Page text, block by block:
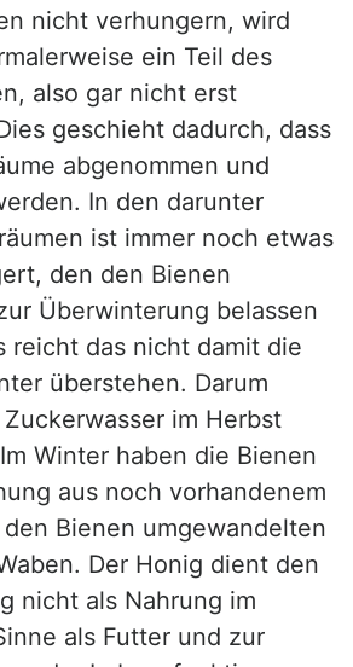
nicht verhungern, wird
ein Teil des
also gar nicht erst
geschieht dadurch, dass
abgenommen und
In den darunter
ist immer noch etwas
den den Bienen
Überwinterung belassen
reicht das nicht damit die
überstehen. Darum
im Herbst
Winter haben die Bienen
aus noch vorhandenem
Bienen umgewandelten
Der Honig dient den
nicht als Nahrung im
als Futter und zur